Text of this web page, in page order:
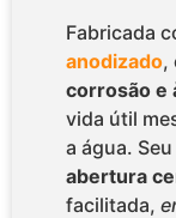
Fabricada
anodizado,
corrosão e
vida útil
a água. Seu
abertura
facilitada,